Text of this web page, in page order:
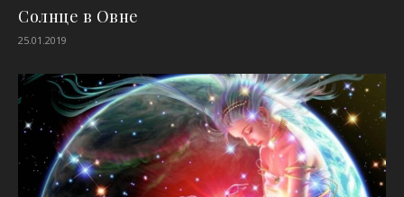
Солнце в Овне
25.01.2019